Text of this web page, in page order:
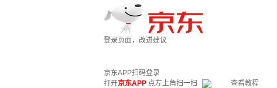
登录页面，改进建议
京东APP扫码登录
打开京东APP 点左上角扫一扫 查看教程